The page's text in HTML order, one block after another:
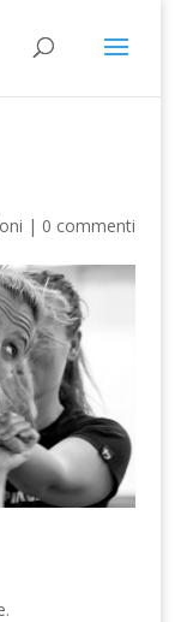
| 0 commenti